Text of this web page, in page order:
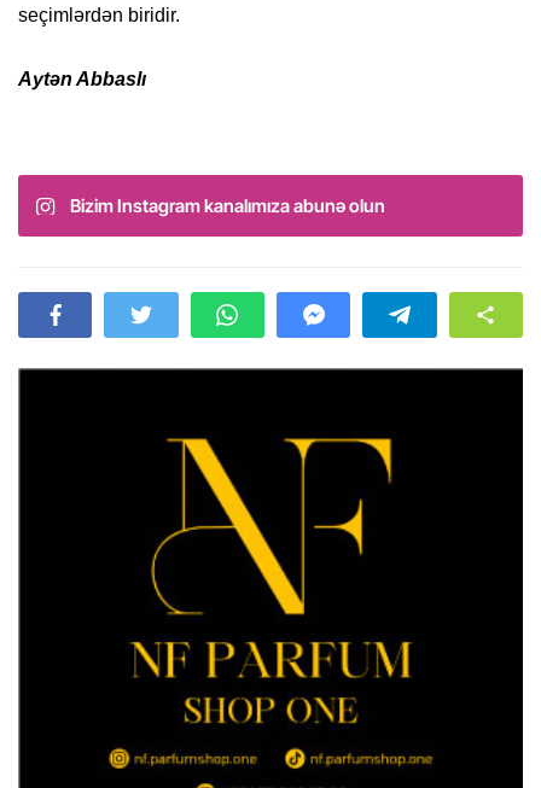
seçimlərdən biridir.
Aytən Abbaslı
Bizim Instagram kanalımıza abunə olun